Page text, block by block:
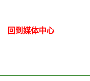
回到媒体中心